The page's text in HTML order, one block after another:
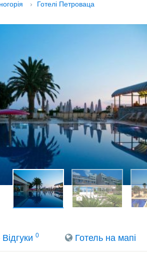
› Готелі Петроваца
Вiдгуки0 Готель на мапi